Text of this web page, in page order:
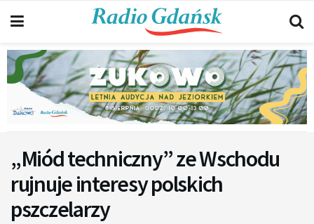
„Miód techniczny” ze Wschodu
rujnuje interesy polskich
pszczelarzy